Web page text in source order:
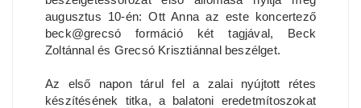
augusztus 10-én: Ott Anna az este koncertező
beck@grecsó formáció két tagjával, Beck
Zoltánnal és Grecsó Krisztiánnal beszélget.
Az első napon tárul fel a zalai nyújtott rétes
készítésének titka, a balatoni eredetmítoszokat